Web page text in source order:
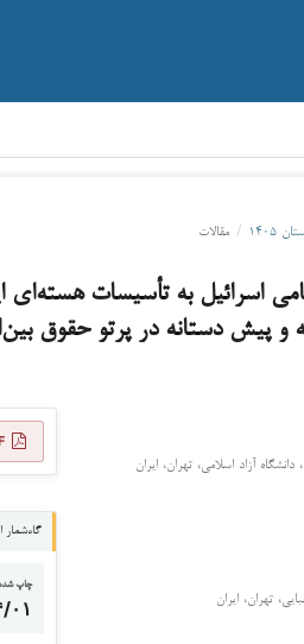
/ مقالات
و پیش دستانه در پرتو حقوق
آزاد اسلامی، تهران، ایران
تهران، ایران
گاه‌شمار
چاپ